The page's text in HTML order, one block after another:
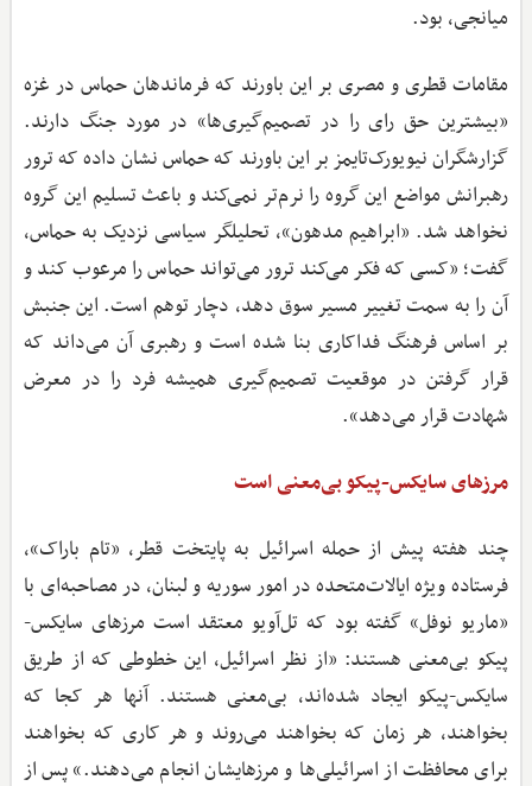
میانجی، بود.
مقامات قطری و مصری بر این باورند که فرماندهان حماس در غزه
«بیشترین حق رای را در تصمیم‌گیری‌ها» در مورد جنگ دارند.
گزارشگران نیویورک‌تایمز بر این باورند که حماس نشان داده که ترور
رهبرانش مواضع این گروه را نرم‌تر نمی‌کند و باعث تسلیم این گروه
نخواهد شد. «ابراهیم مدهون»، تحلیلگر سیاسی نزدیک به حماس،
گفت؛ «کسی که فکر می‌کند ترور می‌تواند حماس را مرعوب کند و
آن را به سمت تغییر مسیر سوق دهد، دچار توهم است. این جنبش
بر اساس فرهنگ فداکاری بنا شده است و رهبری آن می‌داند که
قرار گرفتن در موقعیت تصمیم‌گیری همیشه فرد را در معرض
شهادت قرار می‌دهد».
مرزهای سایکس-پیکو بی‌معنی است
چند هفته پیش از حمله اسرائیل به پایتخت قطر، «تام باراک»،
فرستاده ویژه ایالات‌متحده در امور سوریه و لبنان، در مصاحبه‌ای با
«ماریو نوفل» گفته بود که تل‌آویو معتقد است مرزهای سایکس-
پیکو بی‌معنی هستند: «از نظر اسرائیل، این خطوطی که از طریق
سایکس-پیکو ایجاد شده‌اند، بی‌معنی هستند. آنها هر کجا که
بخواهند، هر زمان که بخواهند می‌روند و هر کاری که بخواهند
برای محافظت از اسرائیلی‌ها و مرزهایشان انجام می‌دهند.» پس از